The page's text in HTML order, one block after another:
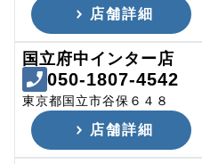
店舗詳細
国立府中インター店
050-1807-4542
東京都国立市谷保６４８
店舗詳細